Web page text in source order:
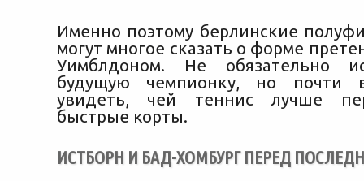
Именно поэтому берлинские
могут многое сказать о форме
Уимблдоном. Не обязательно
будущую чемпионку, но почти
увидеть, чей теннис лучше
быстрые корты.
ИСТБОРН И БАД-ХОМБУРГ ПЕРЕД